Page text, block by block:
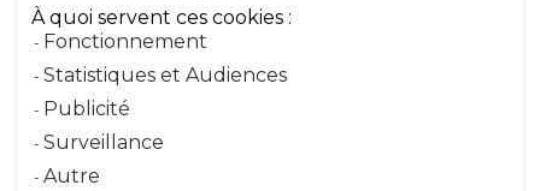
Message
À quoi servent ces cookies :
Fonctionnement
Statistiques et Audiences
Publicité
Surveillance
Autre